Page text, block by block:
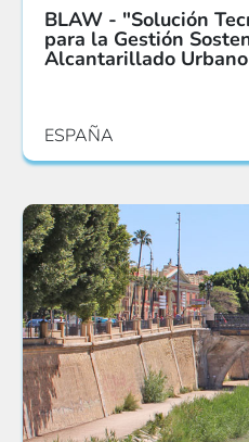
BLAW - "Solución
para la Gestión
Alcantarillado
ESPAÑA